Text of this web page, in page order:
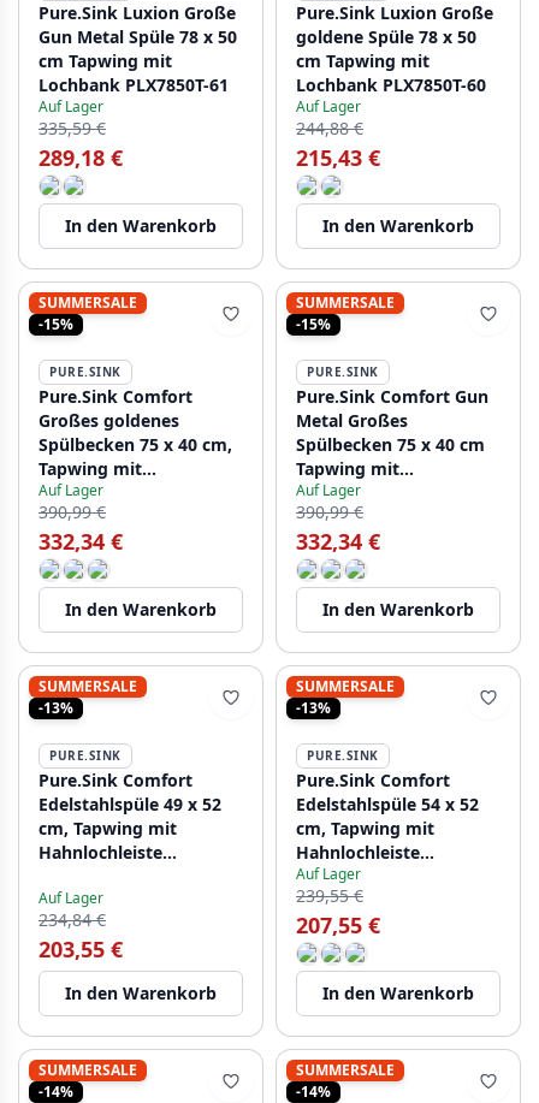
Pure.Sink Luxion Große
Gun Metal Spüle 78 x 50
cm Tapwing mit
Lochbank PLX7850T-61
Auf Lager
335,59 €
289,18 €
In den Warenkorb
Pure.Sink Luxion Große
goldene Spüle 78 x 50
cm Tapwing mit
Lochbank PLX7850T-60
Auf Lager
244,88 €
215,43 €
In den Warenkorb
SUMMERSALE
-15%
PURE.SINK
Pure.Sink Comfort
Großes goldenes
Spülbecken 75 x 40 cm,
Tapwing mit
Wasserhahnöffnung,
PCM7540T-60
Auf Lager
390,99 €
332,34 €
In den Warenkorb
SUMMERSALE
-15%
PURE.SINK
Pure.Sink Comfort Gun
Metal Großes
Spülbecken 75 x 40 cm
Tapwing mit
Wasserhahnöffnung
PCM7540T-61
Auf Lager
390,99 €
332,34 €
In den Warenkorb
SUMMERSALE
-13%
PURE.SINK
Pure.Sink Comfort
Edelstahlspüle 49 x 52
cm, Tapwing mit
Hahnlochleiste
Auf Lager
234,84 €
203,55 €
In den Warenkorb
SUMMERSALE
-13%
PURE.SINK
Pure.Sink Comfort
Edelstahlspüle 54 x 52
cm, Tapwing mit
Hahnlochleiste
PCM5040T-02
Auf Lager
239,55 €
207,55 €
In den Warenkorb
SUMMERSALE
-14%
SUMMERSALE
-14%